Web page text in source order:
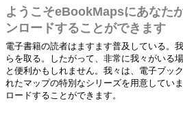
ようこそeBookMapsにあなた
ンロードすることができます
電子書籍の読者はますます普及している。
らを取る。したがって、非常に我々がいる
と便利かもしれません。我々は、電子ブッ
れたマップの特別なシリーズを用意してい
ロードすることができます。